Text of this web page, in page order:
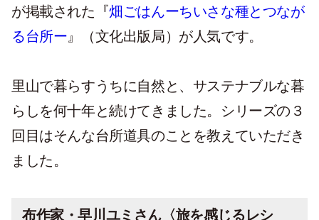
が掲載された『畑ごはんーちいさな種とつなが
る台所ー 』（文化出版局）が人気です。
里山で暮らすうちに自然と、サステナブルな暮
らしを何十年と続けてきました。シリーズの３
回目はそんな台所道具のことを教えていただき
ました。
布作家・早川ユミさん〈旅を感じるレシ